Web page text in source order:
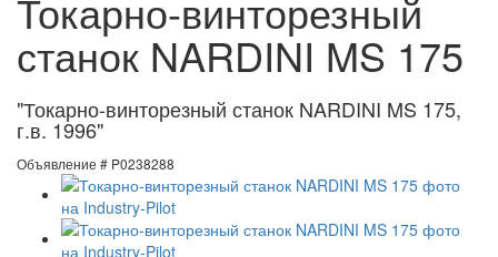
Токарно-винторезный
станок NARDINI MS 175
"Токарно-винторезный станок NARDINI MS 175,
г.в. 1996"
Объявление # P0238288